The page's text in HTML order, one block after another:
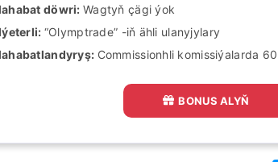
döwri: Wagtyň çägi ýok
“Olymptrade” -iň ähli ulanyjylary
Commissionhli komissiýalarda
BONUS ALYŇ